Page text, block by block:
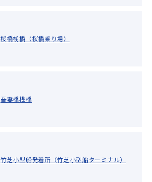
桜橋桟橋（桜橋乗り場）
吾妻橋桟橋
竹芝小型船発着所（竹芝小型船ターミナル）